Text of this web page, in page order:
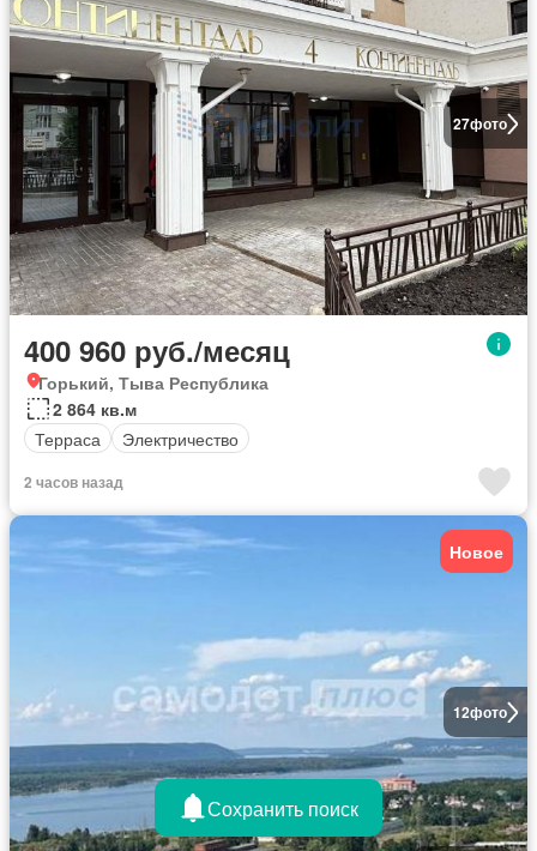
27фото
400 960 руб./месяц
Горький, Тыва Республика
2 864 кв.м
Терраса
Электричество
2 часов назад
12фото
Новое
Сохранить поиск